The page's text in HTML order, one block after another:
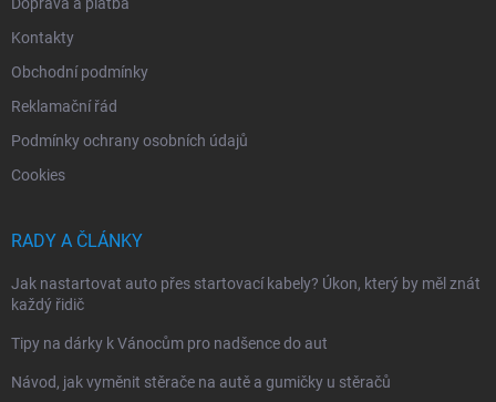
Doprava a platba
Kontakty
Obchodní podmínky
Reklamační řád
Podmínky ochrany osobních údajů
Cookies
RADY A ČLÁNKY
Jak nastartovat auto přes startovací kabely? Úkon, který by měl znát
každý řidič
Tipy na dárky k Vánocům pro nadšence do aut
Návod, jak vyměnit stěrače na autě a gumičky u stěračů